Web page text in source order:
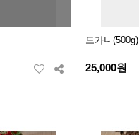
도가니(500g)
25,000원